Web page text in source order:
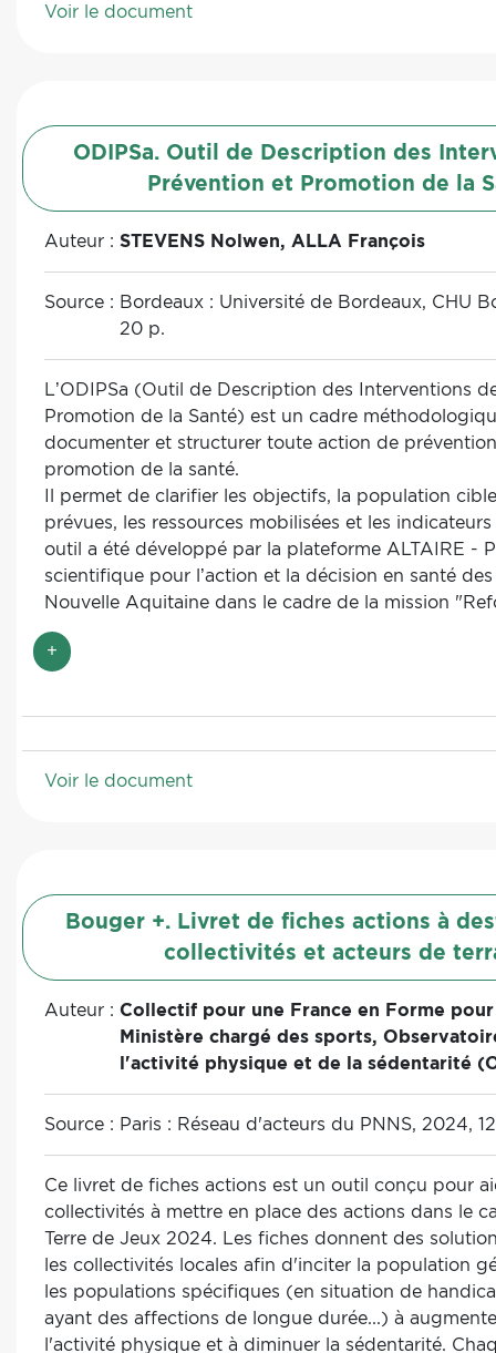
Voir le document
ODIPSa. Outil de Description des
Prévention et Promotion de la
Auteur : STEVENS Nolwen, ALLA François
Source : Bordeaux : Université de Bordeaux, CHU
20 p.
L’ODIPSa (Outil de Description des Interventions
Promotion de la Santé) est un cadre
documenter et structurer toute action de
promotion de la santé.
Il permet de clarifier les objectifs, la population
prévues, les ressources mobilisées et les
outil a été développé par la plateforme ALTAIRE -
scientifique pour l’action et la décision en santé
Nouvelle Aquitaine dans le cadre de la mission
santé publique" confiée par l'ARS Nouvelle
démarche à la fois scientifique et expérientielle, le
sa demande de financement. Les précisions
scientifiques qu’expérientielles et contextuelles.
+
Voir le document
Bouger +. Livret de fiches actions à
collectivités et acteurs de
Auteur : Collectif pour une France en Forme
Ministère chargé des sports,
l'activité physique et de la sédentarité
Source : Paris : Réseau d'acteurs du PNNS, 2024,
Ce livret de fiches actions est un outil conçu pour
collectivités à mettre en place des actions dans le
Terre de Jeux 2024. Les fiches donnent des
les collectivités locales afin d'inciter la population
les populations spécifiques (en situation de
ayant des affections de longue durée...) à
l'activité physique et à diminuer la sédentarité.